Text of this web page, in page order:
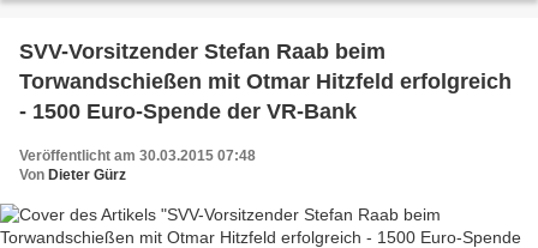
SVV-Vorsitzender Stefan Raab beim
Torwandschießen mit Otmar Hitzfeld erfolgreich
- 1500 Euro-Spende der VR-Bank
Veröffentlicht am 30.03.2015 07:48
Von Dieter Gürz